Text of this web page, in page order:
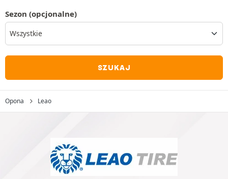
Sezon (opcjonalne)
SZUKAJ
Opona Leao